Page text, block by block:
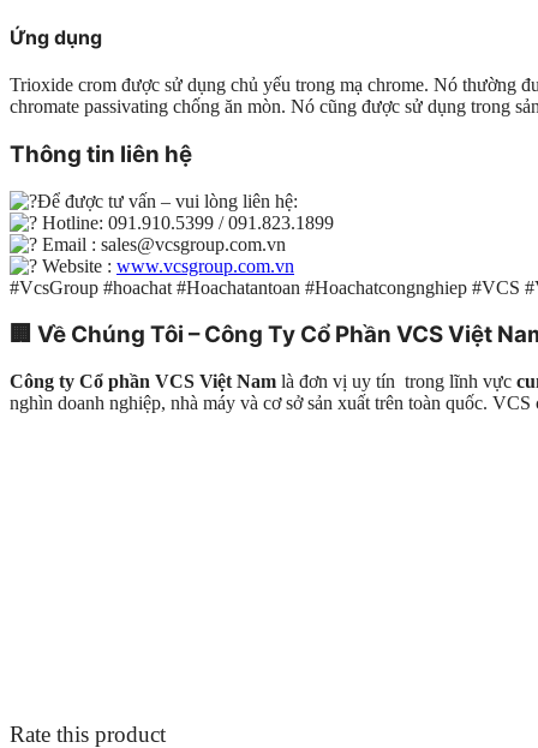
Ứng dụng
Trioxide crom được sử dụng chủ yếu trong mạ chrome. Nó thường
chromate passivating chống ăn mòn. Nó cũng được sử dụng trong
Thông tin liên hệ
Để được tư vấn – vui lòng liên hệ:
Hotline: 091.910.5399 / 091.823.1899
Email : sales@vcsgroup.com.vn
Website : www.vcsgroup.com.vn
#VcsGroup #hoachat #Hoachatantoan #Hoachatcongnghiep #VCS
🏢 Về Chúng Tôi – Công Ty Cổ Phần VCS Việt
Công ty Cổ phần VCS Việt Nam là đơn vị uy tín trong lĩnh vực
nghìn doanh nghiệp, nhà máy và cơ sở sản xuất trên toàn quốc.
Rate this product